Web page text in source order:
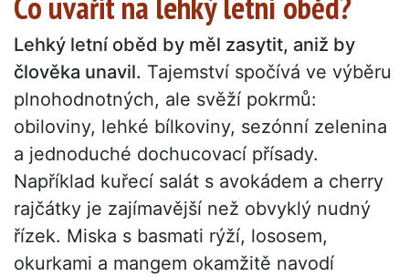
Lehký letní oběd by měl zasytit, aniž by
člověka unavil. Tajemství spočívá ve výběru
plnohodnotných, ale svěží pokrmů:
obiloviny, lehké bílkoviny, sezónní zelenina
a jednoduché dochucovací přísady.
Například kuřecí salát s avokádem a cherry
rajčátky je zajímavější než obvyklý nudný
řízek. Miska s basmati rýží, lososem,
okurkami a mangem okamžitě navodí